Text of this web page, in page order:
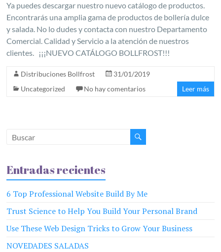
Ya puedes descargar nuestro nuevo catálogo de productos.
Encontrarás una amplia gama de productos de bollería dulce
y salada. No lo dudes y contacta con nuestro Departamento
Comercial. Calidad y Servicio a la atención de nuestros
clientes. ¡¡¡NUEVO CATÁLOGO BOLLFROST!!!
Distribuciones Bollfrost
31/01/2019
Uncategorized
No hay comentarios Leer más
Entradas recientes
6 Top Professional Website Build By Me
Trust Science to Help You Build Your Personal Brand
Use These Web Design Tricks to Grow Your Business
NOVEDADES SALADAS